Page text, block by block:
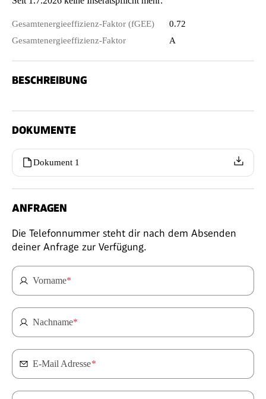
Gesamtenergieeffizienz-Faktor (fGEE)
0.72
Gesamtenergieeffizienz-Faktor
A
BESCHREIBUNG
DOKUMENTE
Dokument 1
ANFRAGEN
Die Telefonnummer steht dir nach dem Absenden
deiner Anfrage zur Verfügung.
Vorname*
Nachname*
E-Mail Adresse*